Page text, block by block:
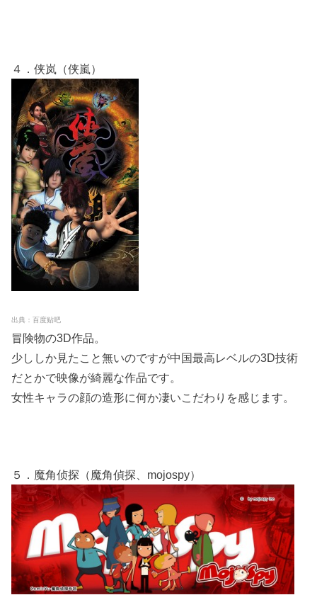
４．侠岚（侠嵐）
出典：百度贴吧
冒険物の3D作品。
少ししか見たこと無いのですが中国最高レベルの3D技術
だとかで映像が綺麗な作品です。
女性キャラの顔の造形に何か凄いこだわりを感じます。
５．魔角侦探（魔角偵探、mojospy）